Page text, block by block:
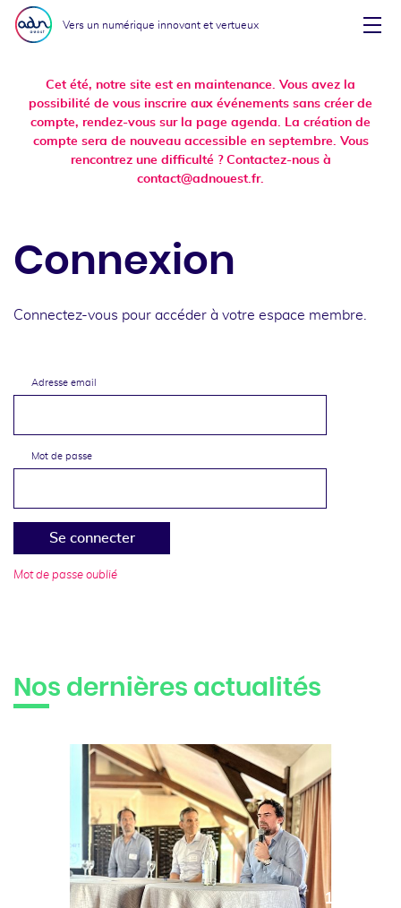
Aller au menu
Aller au contenu
Vers un numérique innovant et vertueux
Cet été, notre site est en maintenance. Vous avez la
possibilité de vous inscrire aux événements sans créer de
compte, rendez-vous sur la page agenda. La création de
compte sera de nouveau accessible en septembre. Vous
rencontrez une difficulté ? Contactez-nous à
contact@adnouest.fr.
Connexion
Connectez-vous pour accéder à votre espace membre.
Adresse email
Mot de passe
Se connecter
Mot de passe oublié
Nos dernières actualités
10